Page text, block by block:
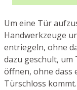
Um eine Tür
Handwerkzeuge
entriegeln, ohne
dazu geschult, um
öffnen, ohne dass
Türschloss kommt.